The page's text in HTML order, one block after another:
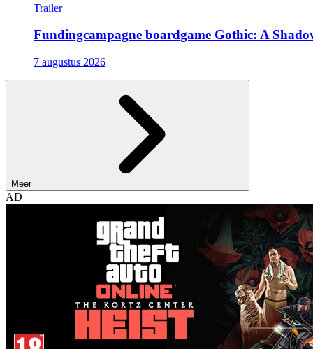
Trailer
Fundingcampagne boardgame Gothic: A
7 augustus 2026
Meer
AD